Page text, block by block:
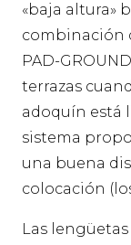
«baja altura»
combinación
PAD-
terrazas
adoquín está
sistema
una buena
colocación
Las lengüetas